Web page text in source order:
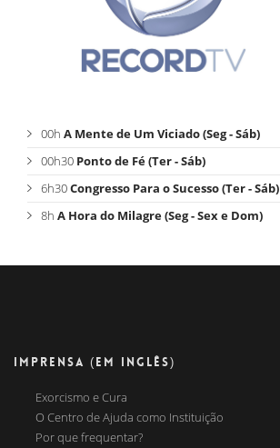
00h A Mente de Um Viciado (Seg - Sáb)
00h30 Ponto de Fé (Ter - Sáb)
6h30Congresso Para o Sucesso (Ter - Sáb)
8h A Hora do Milagre (Seg - Sex e Dom)
IMPRENSA (EM INGLÊS)
Exorcismo e Cura
O Centro de Ajuda como Instituição
Por que frequentar?